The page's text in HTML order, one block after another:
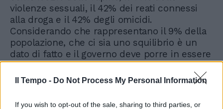
Il Tempo - Do Not Process My Personal Information
If you wish to opt-out of the sale, sharing to third parties, or
violenze sessuali, il 42% dei reati connessi
alla droga e il 42% degli omicidi.
Considerando che rappresentano il 9% della
popolazione, che ci sia uno squilibrio è un
dato di fatto e il governo deve porre in essere
nuovi strumenti per migliorare la situazione
che oggi abbiamo in Italia.